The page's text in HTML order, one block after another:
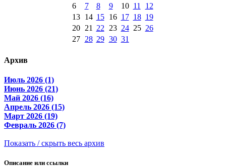
6
7 8 9 10 11
12
13
14 15 16 17 18 19
20
21 22 23 24 25 26
27
28 29 30 31
Архив
Июль 2026 (1)
Июнь 2026 (21)
Май 2026 (16)
Апрель 2026 (15)
Март 2026 (19)
Февраль 2026 (7)
Показать / скрыть весь архив
Описание или ссылки